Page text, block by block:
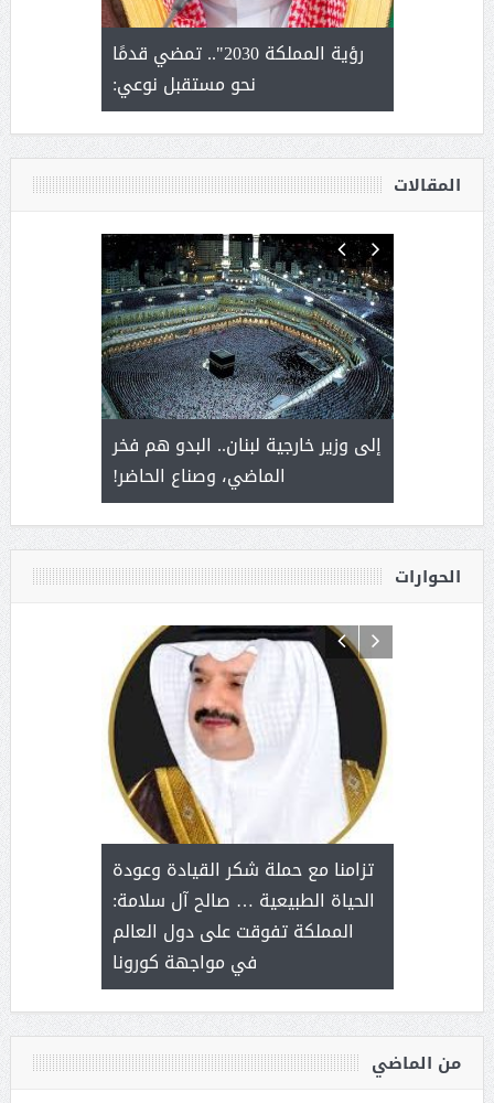
يحصل
رؤية المملكة 2030".. تمضي قدمًا
نحو مستقبل نوعي:
ورشة
عنيزة
المقالات
سلمان
إلى وزير خارجية لبنان.. البدو هم فخر
الماضي، وصناع الحاضر!
يحمل
من عشق
الحوارات
مع
بنت
تزامنا مع حملة شكر القيادة وعودة
الحياة الطبيعية … صالح آل سلامة:
المملكة تفوقت على دول العالم
في مواجهة كورونا
آل شرمه:
على برامج
هي أساس
من الماضي